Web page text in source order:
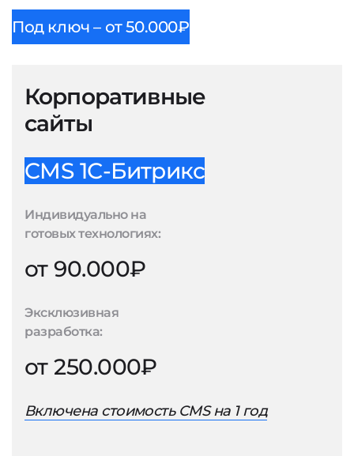
Под ключ – от 50.000₽
Корпоративные
сайты
CMS 1С-Битрикс
Индивидуально на
готовых технологиях:
от 90.000₽
Эксклюзивная
разработка:
от 250.000₽
Включена стоимость CMS на 1 год